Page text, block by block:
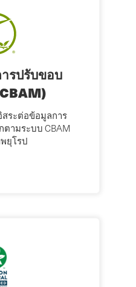
รปรับขอบ
สระต่อข้อมูลการ
ามระบบ CBAM
ยุโรป